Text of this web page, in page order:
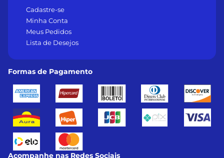
Cadastre-se
Minha Conta
Meus Pedidos
Lista de Desejos
Formas de Pagamento
Acompanhe nas Redes Sociais